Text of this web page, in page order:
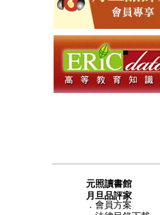
元照讀書館
月旦品評家
． 會員方案